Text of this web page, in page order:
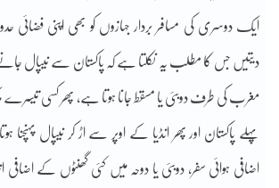
ایک دوسری کی مسافر بردار جہازوں کو بھی اپنی فضائی
دیتیں جس کا مطلب یہ نکلتا ہے کہ پاکستان سے نیپال
مغرب کی طرف دوبئی یا مسقط جانا ہوتا ہے، پھر کسی تیسرے
پہلے پاکستان اور پھر انڈیا کے اوپر سے اڑ کر نیپال
اضافی ہوائی سفر، دوبئی یا دوحہ میں کئی گھنٹوں کے